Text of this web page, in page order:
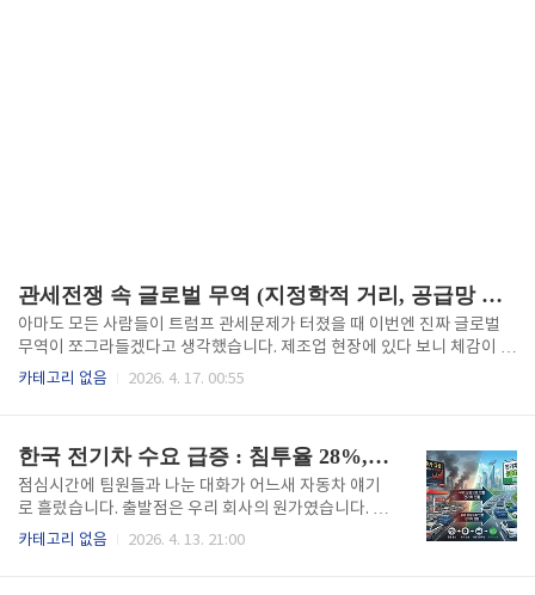
관세전쟁 속 글로벌 무역 (지정학적 거리, 공급망 재편, AI 무역)
아마도 모든 사람들이 트럼프 관세문제가 터졌을 때 이번엔 진짜 글로벌
무역이 쪼그라들겠다고 생각했습니다. 제조업 현장에 있다 보니 체감이 더
컸습니다. 모든 경영자들은 "관세 어떻게 됩니까" 소리가 먼저 나왔고, 회
능한 건지, 현장에서 느낀 것들과 함께 정리해 봅니다. 지정학적 거리가 벌
어질수록 물리적 거리는 늘어난다 제가 처음 "지정학적 거리(Geopolitic
al Distance)"라는 개념을 접했을 때는 낯설었습니다. 먼가 기술적이고
전문적인 느낌이 들었거든요. 여기서 지정학적 거리란 ..
카테고리 없음 2026. 4. 17. 00:55
한국 전기차 수요 급증 : 침투율 28%, 철강 산업구조 변화
점심시간에 팀원들과 나눈 대화가 어느새 자동차 얘기
로 흘렀습니다. 출발점은 우리 회사의 원가였습니다. 유
가가 오르면서 물류비, 운송비가 예상보다 빠르게 올라
카테고리 없음 2026. 4. 13. 21:00